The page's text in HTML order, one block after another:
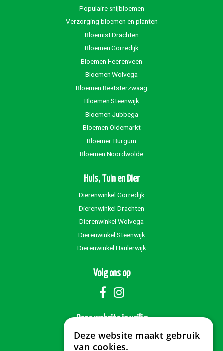
Populaire snijbloemen
Verzorging bloemen en planten
Bloemist Drachten
Bloemen Gorredijk
Bloemen Heerenveen
Bloemen Wolvega
Bloemen Beetsterzwaag
Bloemen Steenwijk
Bloemen Jubbega
Bloemen Oldemarkt
Bloemen Burgum
Bloemen Noordwolde
Huis, Tuin en Dier
Dierenwinkel Gorredijk
Dierenwinkel Drachten
Dierenwinkel Wolvega
Dierenwinkel Steenwijk
Dierenwinkel Haulerwijk
Volg ons op
Deze website is veilig
Deze website maakt gebruik
van cookies.